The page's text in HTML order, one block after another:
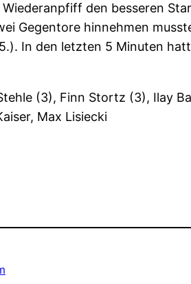
den besseren
Gegentore hinnehmen
In den letzten 5 Minuten
(3), Finn Stortz (3), Ilay
Max Lisiecki